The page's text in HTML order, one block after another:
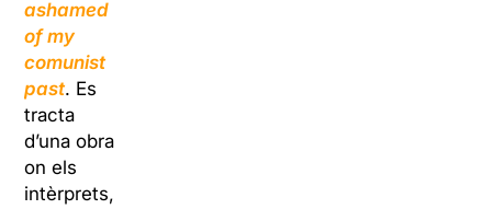
ashamed
of my
comunist
past. Es
tracta
d’una obra
on els
intèrprets,